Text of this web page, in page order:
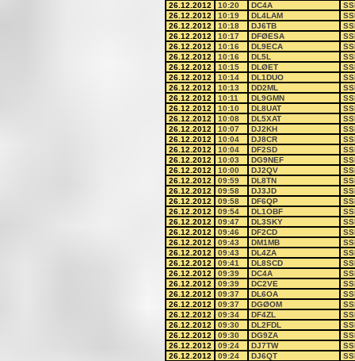
26.12.2012
10:20 DC4A
26.12.2012
10:19 DL4LAM
26.12.2012
10:18 DJ6TB
26.12.2012
10:17 DFØESA
26.12.2012
10:16 DL9ECA
26.12.2012
10:16 DL5L
26.12.2012
10:15 DLØET
26.12.2012
10:14 DL1DUO
26.12.2012
10:13 DD2ML
26.12.2012
10:11 DL9GMN
26.12.2012
10:10 DL8UAT
26.12.2012
10:08 DL5XAT
26.12.2012
10:07 DJ2KH
26.12.2012
10:04 DJ8CR
26.12.2012
10:04 DF2SD
26.12.2012
10:03 DG9NEF
26.12.2012
10:00 DJ2QV
26.12.2012
09:59 DL8TN
26.12.2012
09:58 DJ3JD
26.12.2012
09:58 DF6QP
26.12.2012
09:54 DL1OBF
26.12.2012
09:47 DL3SKY
26.12.2012
09:46 DF2CD
26.12.2012
09:43 DM1MB
26.12.2012
09:43 DL4ZA
26.12.2012
09:41 DL8SCD
26.12.2012
09:39 DC4A
26.12.2012
09:39 DC2VE
26.12.2012
09:37 DL6OA
26.12.2012
09:37 DGØOM
26.12.2012
09:34 DF4ZL
26.12.2012
09:30 DL2FDL
26.12.2012
09:30 DG9ZA
26.12.2012
09:24 DJ7TW
26.12.2012
09:24 DJ6QT